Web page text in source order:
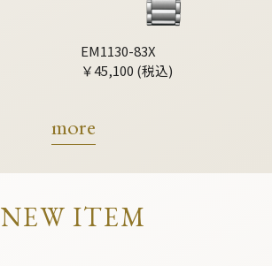
EM1130-83X
￥45,100 (税込)
more
NEW ITEM